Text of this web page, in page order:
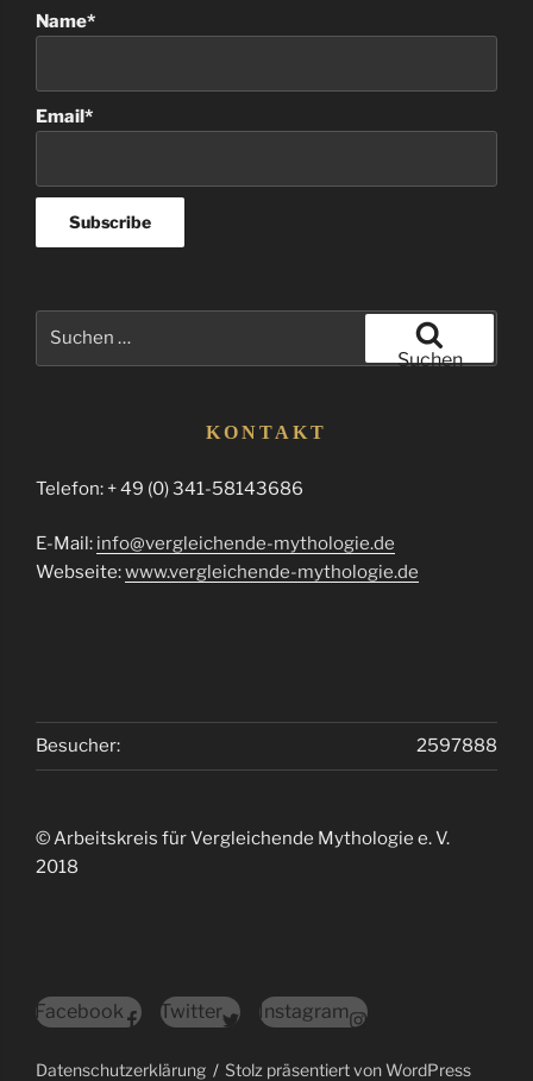
Name*
Email*
Suchen
KONTAKT
Telefon: + 49 (0) 341-58143686
E-Mail: info@vergleichende-mythologie.de
Webseite:www.vergleichende-mythologie.de
2597888
Besucher:
© Arbeitskreis für Vergleichende Mythologie e. V.
2018
Facebook Twitter Instagram
Datenschutzerklärung Stolz präsentiert von WordPress